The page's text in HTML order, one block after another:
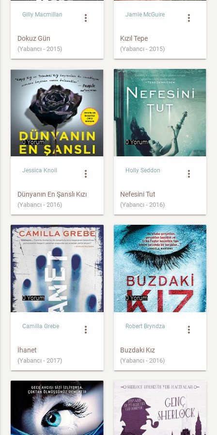
Gilly Macmillan more_vert
Dokuz Gün
(Yabancı - 2015)
Jamie McGuire more_vert
Kızıl Tepe
(Yabancı - 2015)
0 Yorum
Jessica Knoll more_vert
Dünyanın En Şanslı Kızı
(Yabancı - 2016)
0 Yorum
Holly Seddon more_vert
Nefesini Tut
(Yabancı - 2016)
0 Yorum
Camilla Grebe more_vert
İhanet
(Yabancı - 2017)
0 Yorum
Robert Bryndza more_vert
Buzdaki Kız
(Yabancı - 2016)